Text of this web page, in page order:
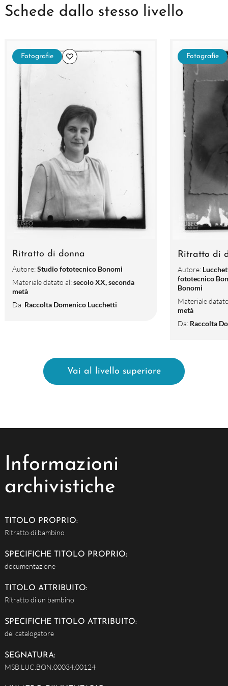
Schede dallo stesso livello
Fotografie
Ritratto di donna
Autore:Studio fototecnico Bonomi
Materiale datato al:secolo XX, seconda
metà
Da: Raccolta Domenico Lucchetti
Fotografie
Ritratto di
Autore:
fototecnico
Bonomi
Materiale
metà
Da: Raccolta
Vai al livello superiore
Informazioni
archivistiche
TITOLO PROPRIO:
Ritratto di bambino
SPECIFICHE TITOLO PROPRIO:
documentazione
TITOLO ATTRIBUITO:
Ritratto di un bambino
SPECIFICHE TITOLO ATTRIBUITO:
del catalogatore
SEGNATURA:
MSB.LUC.BON.00034.00124